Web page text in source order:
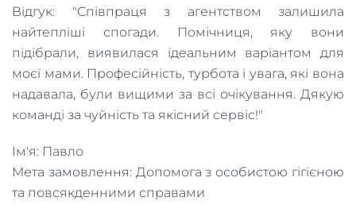
Відгук: "Співпраця з агентством залишила
найтепліші спогади. Помічниця, яку вони
підібрали, виявилася ідеальним варіантом для
моєї мами. Професійність, турбота і увага, які вона
надавала, були вищими за всі очікування. Дякую
команді за чуйність та якісний сервіс!"
Ім'я: Павло
Мета замовлення: Допомога з особистою гігієною
та повсякденними справами